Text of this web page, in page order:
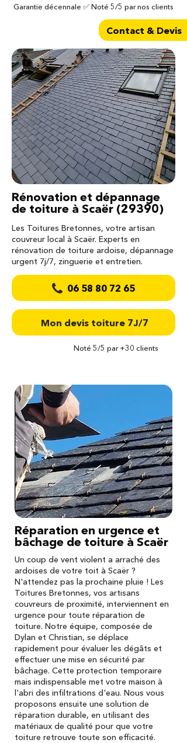
Garantie décennale ✅ Noté 5/5 par nos clients
Contact & Devis
Rénovation et dépannage
de toiture à Scaër (29390)
Les Toitures Bretonnes, votre artisan
couvreur local à Scaër. Experts en
rénovation de toiture ardoise, dépannage
urgent 7j/7, zinguerie et entretien.
06 58 80 72 65
Mon devis toiture 7J/7
Noté 5/5 par +30 clients
Réparation en urgence et
bâchage de toiture à Scaër
Un coup de vent violent a arraché des
ardoises de votre toit à Scaër ?
N'attendez pas la prochaine pluie ! Les
Toitures Bretonnes, vos artisans
couvreurs de proximité, interviennent en
urgence pour toute réparation de
toiture. Notre équipe, composée de
Dylan et Christian, se déplace
rapidement pour évaluer les dégâts et
effectuer une mise en sécurité par
bâchage. Cette protection temporaire
mais indispensable met votre maison à
l'abri des infiltrations d'eau. Nous vous
proposons ensuite une solution de
réparation durable, en utilisant des
matériaux de qualité pour que votre
toiture retrouve toute son efficacité.